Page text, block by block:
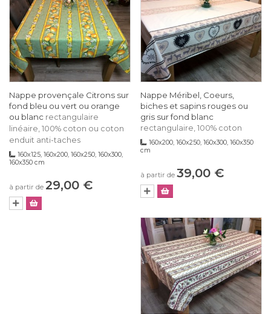
Nappe provençale Citrons sur
fond bleu ou vert ou orange
ou blanc rectangulaire
linéaire, 100% coton ou coton
enduit anti-taches
160x125, 160x200, 160x250, 160x300,
160x350 cm
à partir de 29,00 €
Nappe Méribel, Coeurs,
biches et sapins rouges ou
gris sur fond blanc
rectangulaire, 100% coton
160x200, 160x250, 160x300, 160x350
cm
à partir de 39,00 €